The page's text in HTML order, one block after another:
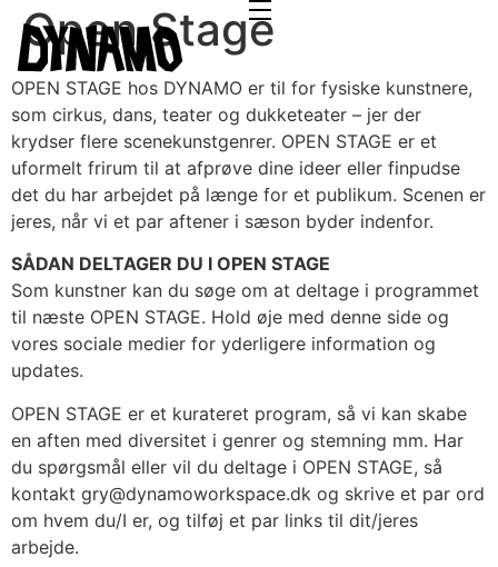
Open Stage
OPEN STAGE hos DYNAMO er til for fysiske kunstnere,
som cirkus, dans, teater og dukketeater – jer der
krydser flere scenekunstgenrer. OPEN STAGE er et
uformelt frirum til at afprøve dine ideer eller finpudse
det du har arbejdet på længe for et publikum. Scenen er
jeres, når vi et par aftener i sæson byder indenfor.
SÅDAN DELTAGER DU I OPEN STAGE
Som kunstner kan du søge om at deltage i programmet
til næste OPEN STAGE. Hold øje med denne side og
vores sociale medier for yderligere information og
updates.
OPEN STAGE er et kurateret program, så vi kan skabe
en aften med diversitet i genrer og stemning mm. Har
du spørgsmål eller vil du deltage i OPEN STAGE, så
kontakt gry@dynamoworkspace.dk og skrive et par ord
om hvem du/I er, og tilføj et par links til dit/jeres
arbejde.